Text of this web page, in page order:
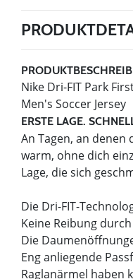
Nike Dri-FIT Park
Men's Soccer Jersey
ERSTE LAGE.
An Tagen, an denen
warm, ohne dich
Lage, die sich
Die Dri-FIT-
Keine Reibung
Die
Eng anliegende
Raglanärmel haben